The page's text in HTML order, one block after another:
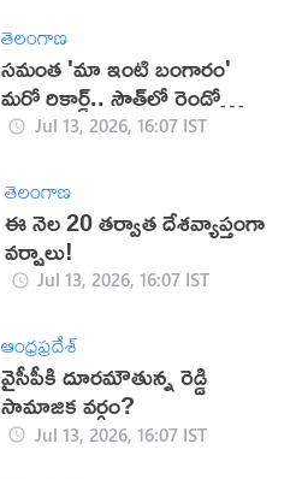
తెలంగాణ
సమంత 'మా ఇంటి బంగారం'
మరో రికార్డ్.. సౌత్‌లో రెండో
స్థానం!Jul 13, 2026, 16:07 IST
తెలంగాణ
ఈ నెల 20 తర్వాత దేశవ్యాప్తంగా
వర్షాలు!
Jul 13, 2026, 16:07 IST
ఆంధ్రప్రదేశ్
వైసీపీకి దూరమౌతున్న రెడ్డి
సామాజిక వర్గం?
Jul 13, 2026, 16:07 IST